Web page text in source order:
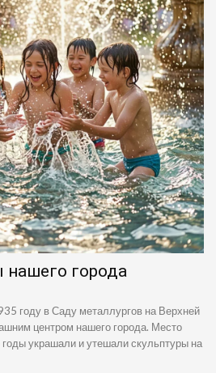
города
году в Саду металлургов на Верхней
центром нашего города. Место
украшали и утешали скульптуры на